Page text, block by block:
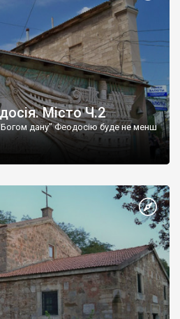
Місто Ч.2
дану" Феодосію буде не менш